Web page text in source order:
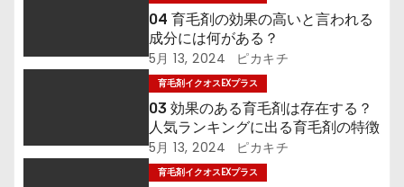
04 育毛剤の効果の高いと言われる
成分には何がある？
5月 13, 2024 ピカキチ
育毛剤イクオスEXプラス
03 効果のある育毛剤は存在する？
人気ランキングに出る育毛剤の特徴
5月 13, 2024 ピカキチ
育毛剤イクオスEXプラス